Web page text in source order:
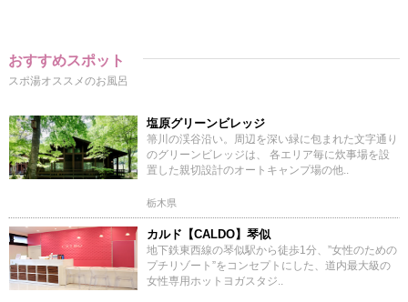
おすすめスポット
スポ湯オススメのお風呂
塩原グリーンビレッジ
箒川の渓谷沿い。周辺を深い緑に包まれた文字通り
のグリーンビレッジは、 各エリア毎に炊事場を設
置した親切設計のオートキャンプ場の他..
栃木県
カルド【CALDO】琴似
地下鉄東西線の琴似駅から徒歩1分、”女性のための
プチリゾート”をコンセプトにした、道内最大級の
女性専用ホットヨガスタジ..